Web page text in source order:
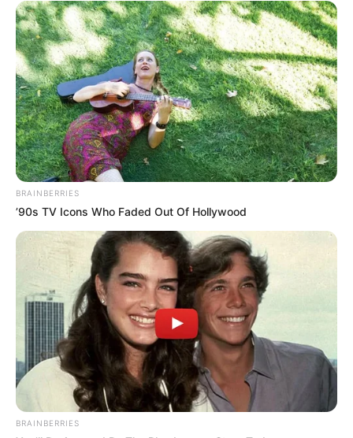
BRAINBERRIES
’90s TV Icons Who Faded Out Of Hollywood
BRAINBERRIES